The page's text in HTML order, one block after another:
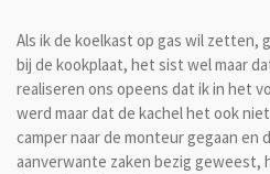
Als ik de koelkast op gas wil zetten,
bij de kookplaat, het sist wel maar
realiseren ons opeens dat ik in het
werd maar dat de kachel het ook
camper naar de monteur gegaan en
aanverwante zaken bezig geweest,